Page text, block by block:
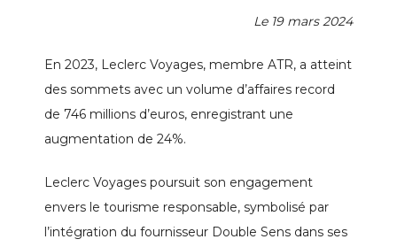
Le 19 mars 2024
En 2023, Leclerc Voyages, membre ATR, a atteint
des sommets avec un volume d’affaires record
de 746 millions d’euros, enregistrant une
augmentation de 24%.
Leclerc Voyages poursuit son engagement
envers le tourisme responsable, symbolisé par
l’intégration du fournisseur Double Sens dans ses